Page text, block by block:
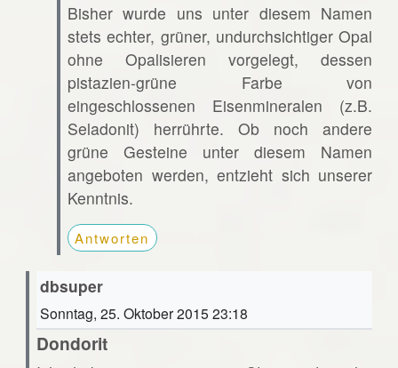
Bisher wurde uns unter diesem Namen
stets echter, grüner, undurchsichtiger Opal
ohne Opalisieren vorgelegt, dessen
pistazien-grüne Farbe von
eingeschlossenen Eisenmineralen (z.B.
Seladonit) herrührte. Ob noch andere
grüne Gesteine unter diesem Namen
angeboten werden, entzieht sich unserer
Kenntnis.
Antworten
dbsuper
Sonntag, 25. Oktober 2015 23:18
Dondorit